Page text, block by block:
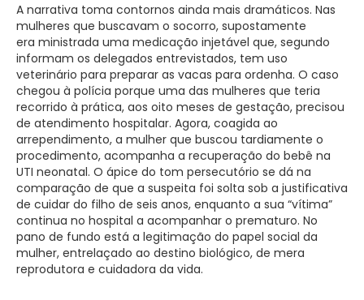
A narrativa toma contornos ainda mais dramáticos. Nas
mulheres que buscavam o socorro, supostamente
era ministrada uma medicação injetável que, segundo
informam os delegados entrevistados, tem uso
veterinário para preparar as vacas para ordenha. O caso
chegou à polícia porque uma das mulheres que teria
recorrido à prática, aos oito meses de gestação, precisou
de atendimento hospitalar. Agora, coagida ao
arrependimento, a mulher que buscou tardiamente o
procedimento, acompanha a recuperação do bebê na
UTI neonatal. O ápice do tom persecutório se dá na
comparação de que a suspeita foi solta sob a justificativa
de cuidar do filho de seis anos, enquanto a sua “vítima”
continua no hospital a acompanhar o prematuro. No
pano de fundo está a legitimação do papel social da
mulher, entrelaçado ao destino biológico, de mera
reprodutora e cuidadora da vida.